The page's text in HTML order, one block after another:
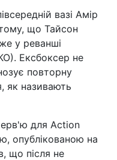
вазі Амір
що Тайсон
у реванші
Ексбоксер не
повторну
як називають
для Action
опублікованою на
що після не